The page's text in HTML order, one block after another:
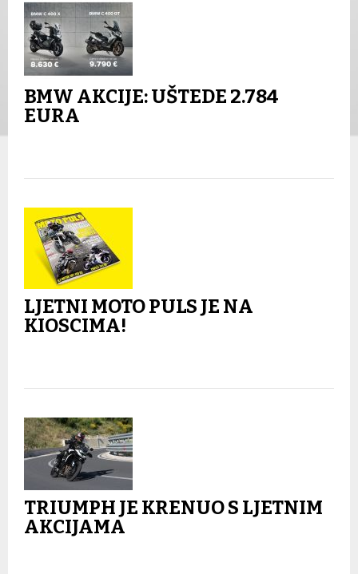
BMW AKCIJE: UŠTEDE 2.784
EURA
LJETNI MOTO PULS JE NA
KIOSCIMA!
TRIUMPH JE KRENUO S LJETNIM
AKCIJAMA